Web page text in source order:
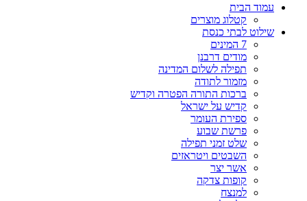
עמוד הבית
קטלוג מוצרים
שילוט לבתי כנסת
7 המינים
מודים דרבנן
תפילה לשלום המדינה
מזמור לתודה
ברכות התורה הפטרה וקדיש
קדיש על ישראל
ספירת העומר
פרשת שבוע
שלט זמני תפילה
השבטים ויטראזים
אשר יצר
קופות צדקה
למנצח